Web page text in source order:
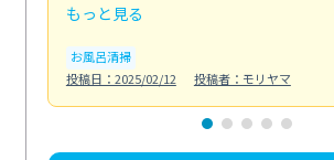
もっと見る
お風呂清掃
投稿日：2025/02/12
投稿者：モリヤマ